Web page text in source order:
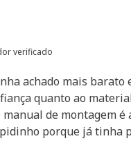
verificado
achado mais
quanto ao
de
porque já tinha